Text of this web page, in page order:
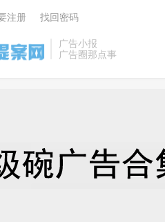
事
广告小报
广告圈那点事
注册 找回密码